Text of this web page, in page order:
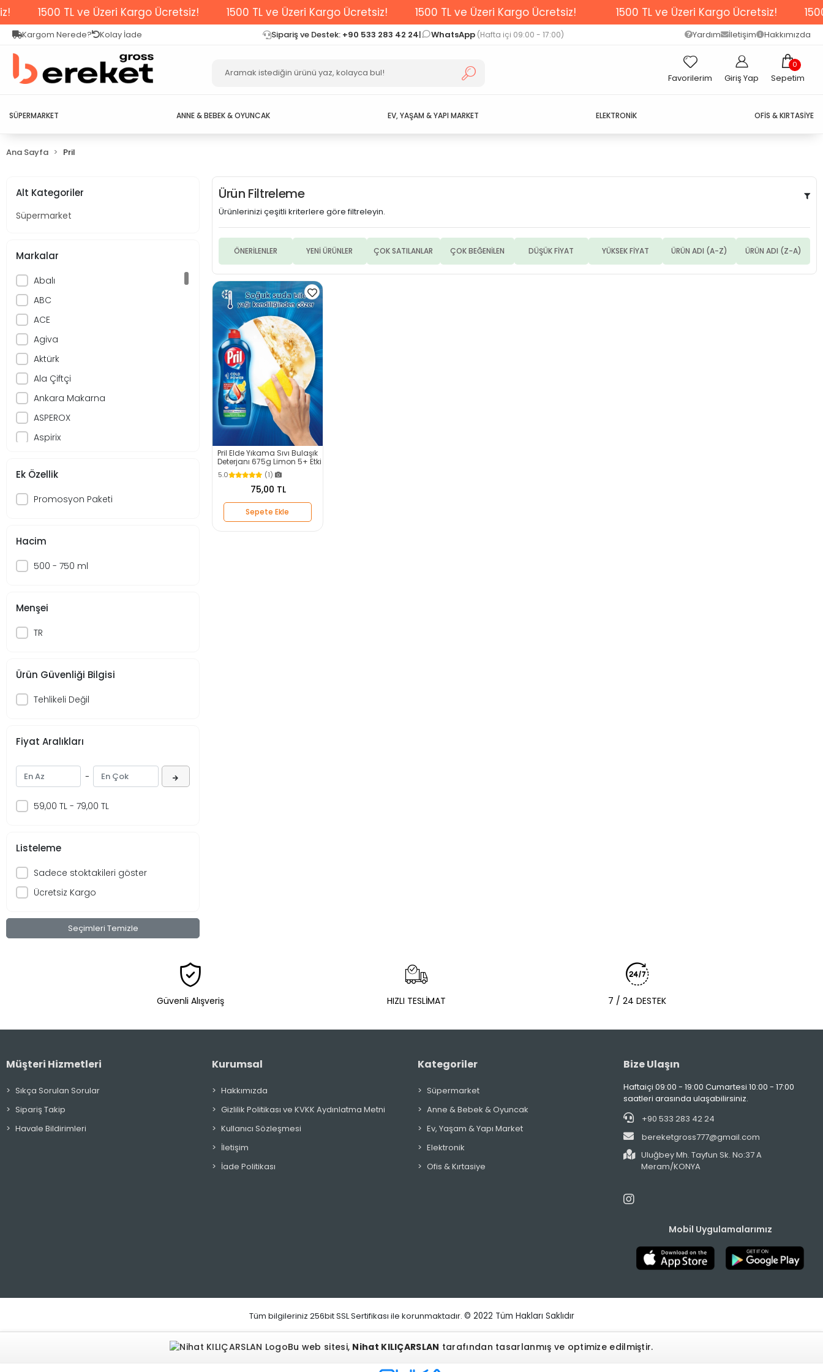
1500 TL ve Üzeri Kargo Ücretsiz! 1500 TL ve Üzeri Kargo Ücretsiz! 1500 TL ve Üzeri Kargo Ücretsiz! 1500 TL ve Üzeri Kargo Ücretsiz!
Kargom Nerede? Kolay İade Sipariş ve Destek: +90 533 283 42 24| WhatsApp (Hafta içi 09:00 - 17:00) Yardım İletişim Hakkımızda
Favorilerim Giriş Yap
0
Sepetim
SÜPERMARKET ANNE & BEBEK & OYUNCAK EV, YAŞAM & YAPI MARKET ELEKTRONİK OFİS & KIRTASİYE
Ana Sayfa Pril
Alt Kategoriler
Süpermarket
Markalar
Abalı
ABC
ACE
Agiva
Aktürk
Ala Çiftçi
Ankara Makarna
ASPEROX
Aspirix
Bacasil
başak
Beybi
Biscolata
Bizbize
bizim mutfak
Buremis
Büyük Hekimoğulları
BY ACT
Çaykur
Cebel
Çelikbilek
Doa
Doğuş
Doğuş Çay
Evve
Ek Özellik
Promosyon Paketi
Hacim
500 - 750 ml
Menşei
TR
Ürün Güvenliği Bilgisi
Tehlikeli Değil
Fiyat Aralıkları
-
59,00 TL - 79,00 TL
Listeleme
Sadece stoktakileri göster
Ücretsiz Kargo
Seçimleri Temizle
Ürün Filtreleme
Ürünlerinizi çeşitli kriterlere göre filtreleyin.
ÖNERİLENLER YENİ ÜRÜNLER ÇOK SATILANLAR ÇOK BEĞENİLEN DÜŞÜK FİYAT YÜKSEK FİYAT ÜRÜN ADI (A-Z) ÜRÜN ADI (Z-A)
Pril Elde Yıkama Sıvı Bulaşık
Deterjanı 675g Limon 5+ Etki
- Kendinden Yağ Çözme
5.0 (1)
75,00 TL
Sepete Ekle
Güvenli Alışveriş HIZLI TESLİMAT 7 / 24 DESTEK
Müşteri Hizmetleri
Sıkça Sorulan Sorular
Sipariş Takip
Havale Bildirimleri
Kurumsal
Hakkımızda
Gizlilik Politikası ve KVKK Aydınlatma Metni
Kullanıcı Sözleşmesi
İletişim
İade Politikası
Kategoriler
Süpermarket
Anne & Bebek & Oyuncak
Ev, Yaşam & Yapı Market
Elektronik
Ofis & Kırtasiye
Bize Ulaşın
Haftaiçi 09:00 - 19:00 Cumartesi 10:00 - 17:00
saatleri arasında ulaşabilirsiniz.
+90 533 283 42 24
bereketgross777@gmail.com
Uluğbey Mh. Tayfun Sk. No:37 A
Meram/KONYA
Mobil Uygulamalarımız
Tüm bilgileriniz 256bit SSL Sertifikası ile korunmaktadır. © 2022 Tüm Hakları Saklıdır
Bu web sitesi, Nihat KILIÇARSLAN tarafından tasarlanmış ve optimize edilmiştir.